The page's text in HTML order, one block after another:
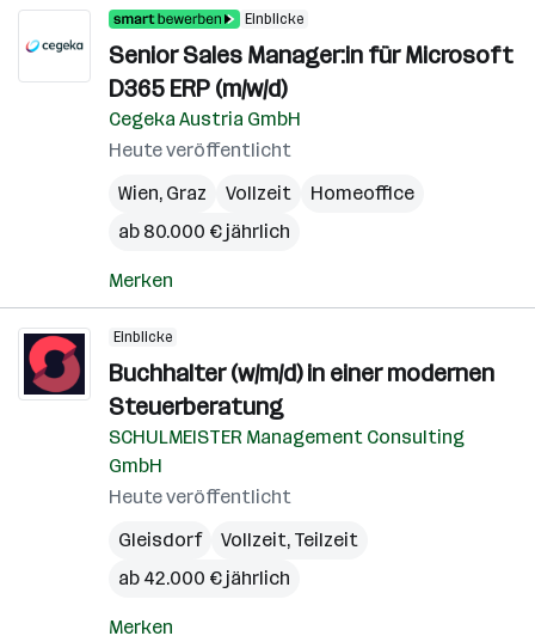
Einblicke
Senior Sales Manager:in für Microsoft
D365 ERP (m/w/d)
Cegeka Austria GmbH
Heute veröffentlicht
Wien, Graz Vollzeit
Homeoffice
ab 80.000 € jährlich
Merken
Einblicke
Buchhalter (w/m/d) in einer modernen
Steuerberatung
SCHULMEISTER Management Consulting
GmbH
Heute veröffentlicht
Gleisdorf
Vollzeit, Teilzeit
ab 42.000 € jährlich
Merken